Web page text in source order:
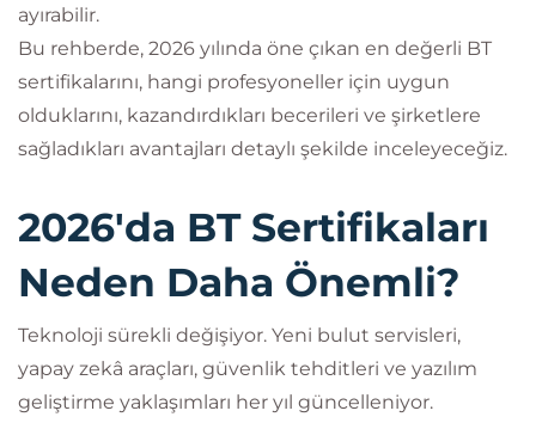
ayırabilir.
Bu rehberde, 2026 yılında öne çıkan en değerli BT
sertifikalarını, hangi profesyoneller için uygun
olduklarını, kazandırdıkları becerileri ve şirketlere
sağladıkları avantajları detaylı şekilde inceleyeceğiz.
2026'da BT Sertifikaları
Neden Daha Önemli?
Teknoloji sürekli değişiyor. Yeni bulut servisleri,
yapay zekâ araçları, güvenlik tehditleri ve yazılım
geliştirme yaklaşımları her yıl güncelleniyor.